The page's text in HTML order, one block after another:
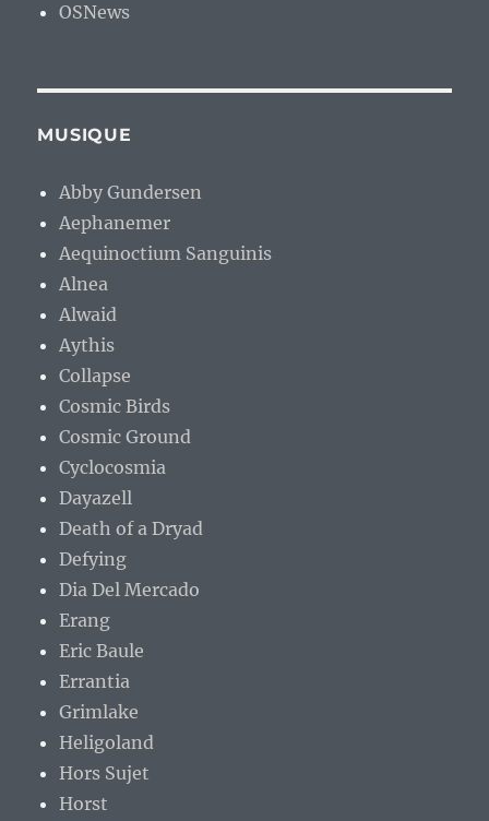
OSNews
MUSIQUE
Abby Gundersen
Aephanemer
Aequinoctium Sanguinis
Alnea
Alwaid
Aythis
Collapse
Cosmic Birds
Cosmic Ground
Cyclocosmia
Dayazell
Death of a Dryad
Defying
Dia Del Mercado
Erang
Eric Baule
Errantia
Grimlake
Heligoland
Hors Sujet
Horst